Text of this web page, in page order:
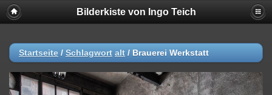
Bilderkiste von Ingo Teich
Startseite / Schlagwort alt / Brauerei Werkstatt